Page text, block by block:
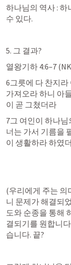
하나님의 역사 :
수 있다.
5. 그 결과?
열왕기하 4:6–7
6그릇에 다 찬지
가져오라 하니 아
이 곧 그쳤더라
7그 여인이 하나
너는 가서 기름을
이 생활하라 하였
(우리에게 주는 의
니 문제가 해결되
도와 순종을 통해
결되기를 원합니
습니다. 끝?